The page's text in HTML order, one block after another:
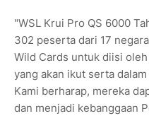
"WSL Krui Pro QS 6000
302 peserta dari 17
Wild Cards untuk diisi
yang akan ikut serta
Kami berharap, mereka
dan menjadi kebanggaan